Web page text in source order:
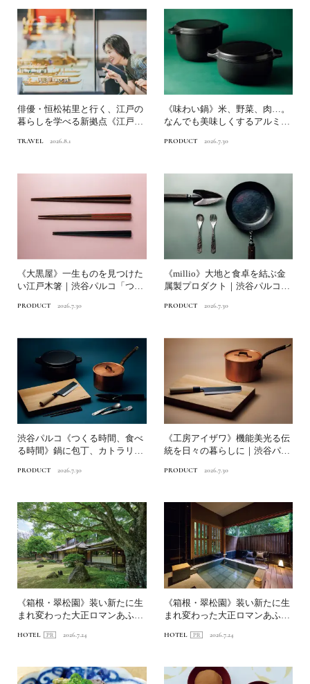
俳優・恒松祐里と行く、江戸の
暮らしを学べる新拠点《江戸東
TRAVEL 2026.8.1
《味わい鍋》米、野菜、肉…。
なんでも美味しくするアルミ鋳
PRODUCT 2026.7.30
《大黒屋》一生ものを見つけた
い江戸木箸｜渋谷パルコ「つく
PRODUCT 2026.7.30
《millio》大地と食卓を結ぶ金
属製プロダクト｜渋谷パルコ
PRODUCT 2026.7.30
渋谷パルコ《つくる時間、食べ
る時間》鍋に包丁、カトラリ
PRODUCT 2026.7.30
《工房アイザワ》機能美光る伝
統を日々の暮らしに｜渋谷パル
PRODUCT 2026.7.30
《箱根・翠松園》装い新たに生
まれ変わった大正ロマンあふれ
HOTEL 2026.7.24
《箱根・翠松園》装い新たに生
まれ変わった大正ロマンあふれ
HOTEL 2026.7.24